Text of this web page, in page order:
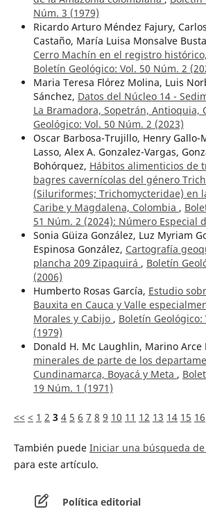
Núm. 3 (1979)
Ricardo Arturo Méndez Fajury,
Castaño, María Luisa Monsalve
Cerro Machín en el registro
Boletín Geológico: Vol. 50 Núm. 2
Maria Teresa Flórez Molina, Luis
Sánchez, Datos del Núcleo 14 -
La Bramadora, Sopetrán, Antioquia,
Geológico: Vol. 50 Núm. 2 (2023)
Oscar Barbosa-Trujillo, Henry Gallo-
Lasso, Alex A. Gonzalez-Vargas,
Bohórquez, Hábitos alimenticios de
bagres cavernícolas del género
(Siluriformes; Trichomycteridae) en
Caribe y Magdalena, Colombia ,
51 Núm. 2 (2024): Número Especial
Sonia Güiza González, Luz Myriam
Espinosa González, Cartografía
plancha 209 Zipaquirá , Boletín
(2006)
Humberto Rosas García, Estudio
Bauxita en Cauca y Valle
Morales y Cabijo , Boletín Geológico:
(1979)
Donald H. Mc Laughlin, Marino Arce
minerales de parte de los
Cundinamarca, Boyacá y Meta ,
19 Núm. 1 (1971)
<< < 1 2 3 4 5 6 7 8 9 10 11 12 13 14 15 16
También puede Iniciar una búsqueda
para este artículo.
Política editorial